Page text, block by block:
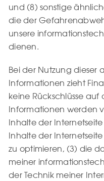
und (8) sonstige
die der
unsere
dienen.
Bei der Nutzung dieser
Informationen zieht
keine Rückschlüsse
Informationen werden
Inhalte der
Inhalte der
zu optimieren, (3) die
meiner
der Technik meiner